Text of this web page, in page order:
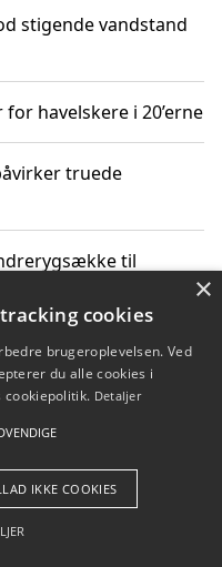
stigende vandstand
havelskere i 20’erne
truede
til
Aps
×
cookies
brugeroplevelsen. Ved
du alle cookies i
cookiepolitik. Detaljer
IKKE COOKIES